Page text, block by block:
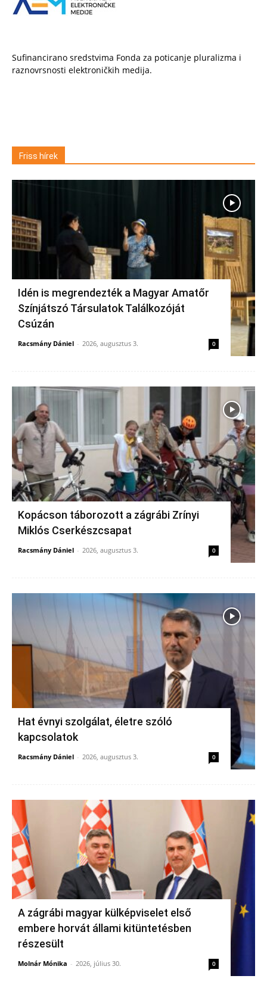
Sufinancirano sredstvima Fonda za poticanje pluralizma i
raznovrsnosti elektroničkih medija.
Friss hírek
Idén is megrendezték a Magyar Amatőr
Színjátszó Társulatok Találkozóját
Csúzán
Racsmány Dániel - 2026, augusztus 3. 0
Kopácson táborozott a zágrábi Zrínyi
Miklós Cserkészcsapat
Racsmány Dániel - 2026, augusztus 3. 0
Hat évnyi szolgálat, életre szóló
kapcsolatok
Racsmány Dániel - 2026, augusztus 3. 0
A zágrábi magyar külképviselet első
embere horvát állami kitüntetésben
részesült
Molnár Mónika - 2026, július 30. 0